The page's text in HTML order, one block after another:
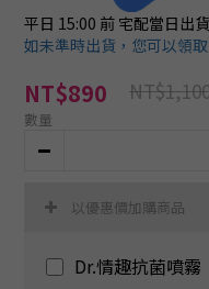
平日 15:00 前 宅配當日出貨
如未準時出貨，您可以領
NT$890
數量
以優惠價加購商品
Dr.情趣抗菌噴霧